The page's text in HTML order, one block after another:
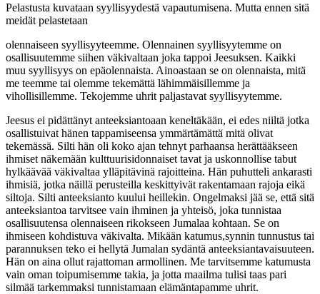
Pelastusta kuvataan syyllisyydestä vapautumisena. Mutta ennen sitä
meidät pelastetaan
olennaiseen syyllisyyteemme. Olennainen syyllisyytemme on
osallisuutemme siihen väkivaltaan joka tappoi Jeesuksen. Kaikki
muu syyllisyys on epäolennaista. Ainoastaan se on olennaista, mitä
me teemme tai olemme tekemättä lähimmäisillemme ja
vihollisillemme. Tekojemme uhrit paljastavat syyllisyytemme.
Jeesus ei pidättänyt anteeksiantoaan keneltäkään, ei edes niiltä jotka
osallistuivat hänen tappamiseensa ymmärtämättä mitä olivat
tekemässä. Silti hän oli koko ajan tehnyt parhaansa herättääkseen
ihmiset näkemään kulttuurisidonnaiset tavat ja uskonnollise tabut
hylkäävää väkivaltaa ylläpitävinä rajoitteina. Hän puhutteli ankarasti
ihmisiä, jotka näillä perusteilla keskittyivät rakentamaan rajoja eikä
siltoja. Silti anteeksianto kuului heillekin. Ongelmaksi jää se, että sitä
anteeksiantoa tarvitsee vain ihminen ja yhteisö, joka tunnistaa
osallisuutensa olennaiseen rikokseen Jumalaa kohtaan. Se on
ihmiseen kohdistuva väkivalta. Mikään katumus,synnin tunnustus tai
parannuksen teko ei hellytä Jumalan sydäntä anteeksiantavaisuuteen.
Hän on aina ollut rajattoman armollinen. Me tarvitsemme katumusta
vain oman toipumisemme takia, ja jotta maailma tulisi taas pari
silmää tarkemmaksi tunnistamaan elämäntapamme uhrit.